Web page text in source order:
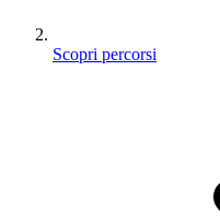
Scopri percorsi